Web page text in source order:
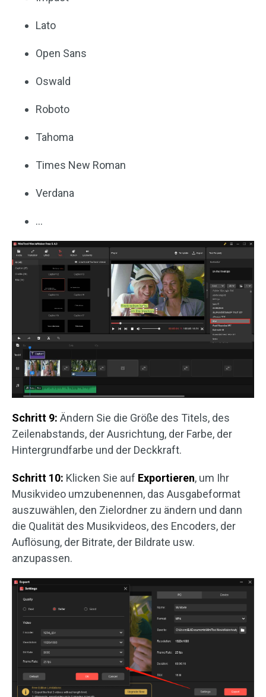
Lato
Open Sans
Oswald
Roboto
Tahoma
Times New Roman
Verdana
…
Schritt 9: Ändern Sie die Größe des Titels, des
Zeilenabstands, der Ausrichtung, der Farbe, der
Hintergrundfarbe und der Deckkraft.
Schritt 10: Klicken Sie auf Exportieren, um Ihr
Musikvideo umzubenennen, das Ausgabeformat
auszuwählen, den Zielordner zu ändern und dann
die Qualität des Musikvideos, des Encoders, der
Auflösung, der Bitrate, der Bildrate usw.
anzupassen.